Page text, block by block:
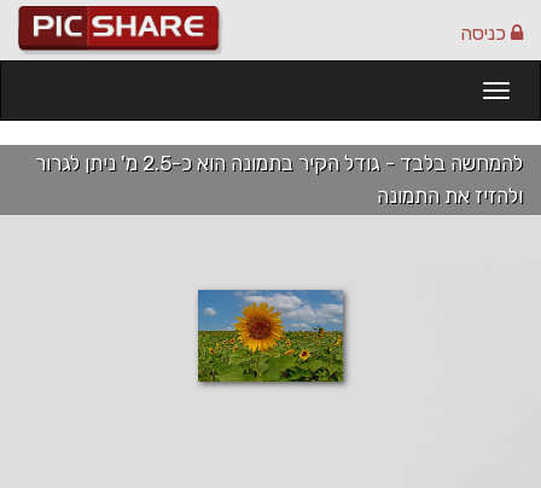
כניסה
להמחשה בלבד - גודל הקיר בתמונה הוא כ-2.5 מ' ניתן לגרור
ולהזיז את התמונה